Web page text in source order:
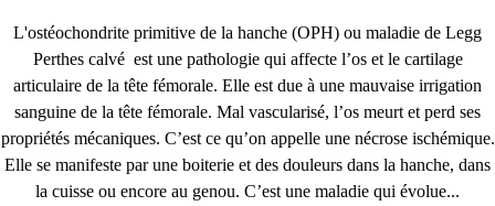
L'ostéochondrite primitive de la hanche (OPH) ou maladie de Legg
Perthes calvé est une pathologie qui affecte l’os et le cartilage
articulaire de la tête fémorale. Elle est due à une mauvaise irrigation
sanguine de la tête fémorale. Mal vascularisé, l’os meurt et perd ses
propriétés mécaniques. C’est ce qu’on appelle une nécrose ischémique.
Elle se manifeste par une boiterie et des douleurs dans la hanche, dans
la cuisse ou encore au genou. C’est une maladie qui évolue...